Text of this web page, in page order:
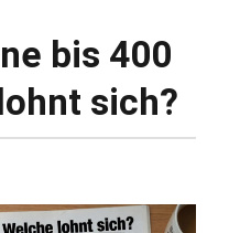
bis 400
sich?